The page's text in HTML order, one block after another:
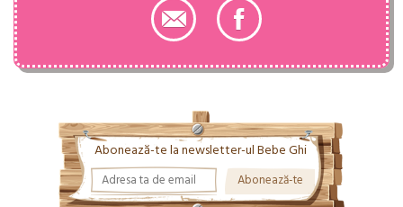
Abonează-te la newsletter-ul Bebe Ghi